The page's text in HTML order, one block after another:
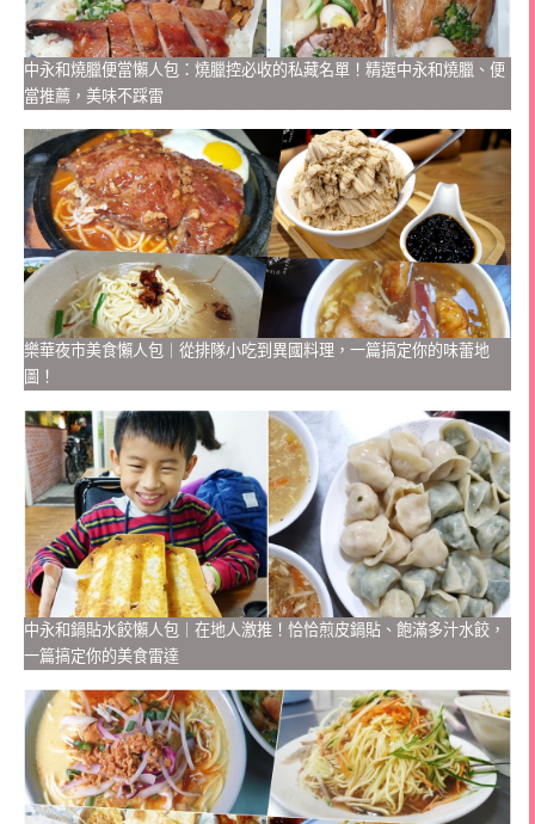
中永和燒臘便當懶人包：燒臘控必收的私藏名單！精選中永和燒臘、便
當推薦，美味不踩雷
樂華夜市美食懶人包｜從排隊小吃到異國料理，一篇搞定你的味蕾地
圖！
中永和鍋貼水餃懶人包｜在地人激推！恰恰煎皮鍋貼、飽滿多汁水餃，
一篇搞定你的美食雷達